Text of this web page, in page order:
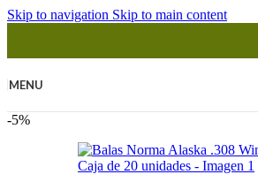
Skip to navigation Skip to main content
MENU
-5%